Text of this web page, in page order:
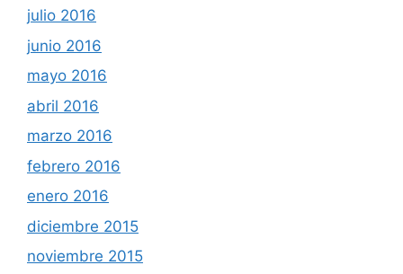
julio 2016
junio 2016
mayo 2016
abril 2016
marzo 2016
febrero 2016
enero 2016
diciembre 2015
noviembre 2015